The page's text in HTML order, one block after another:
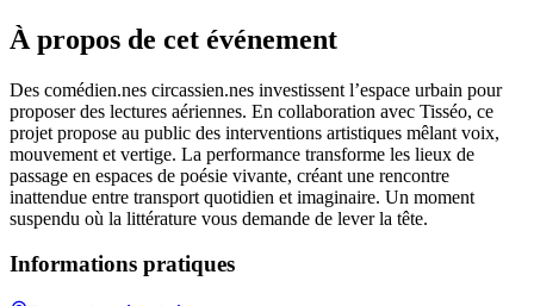
À propos de cet événement
Des comédien.nes circassien.nes investissent l’espace urbain pour
proposer des lectures aériennes. En collaboration avec Tisséo, ce
projet propose au public des interventions artistiques mêlant voix,
mouvement et vertige. La performance transforme les lieux de
passage en espaces de poésie vivante, créant une rencontre
inattendue entre transport quotidien et imaginaire. Un moment
suspendu où la littérature vous demande de lever la tête.
Informations pratiques